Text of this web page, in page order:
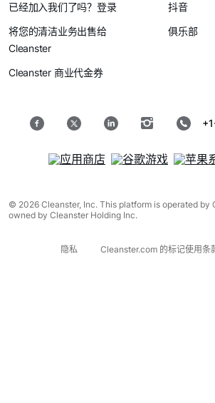
已经加入我们了吗？登录
将您的清洁业务出售给
Cleanster
Cleanster 商业代金券
抖音
俱乐部
© 2026 Cleanster, Inc. This platform is operated by
owned by Cleanster Holding Inc.
隐私 Cleanster.com 的标记使用条